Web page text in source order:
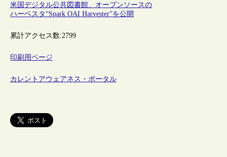
米国デジタル公共図書館、オープンソースの
ハーベスタ“Spark OAI Harvester”を公開
累計アクセス数:2799
印刷用ページ
カレントアウェアネス・ポータル